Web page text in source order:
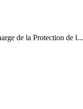
de la Protection de l...